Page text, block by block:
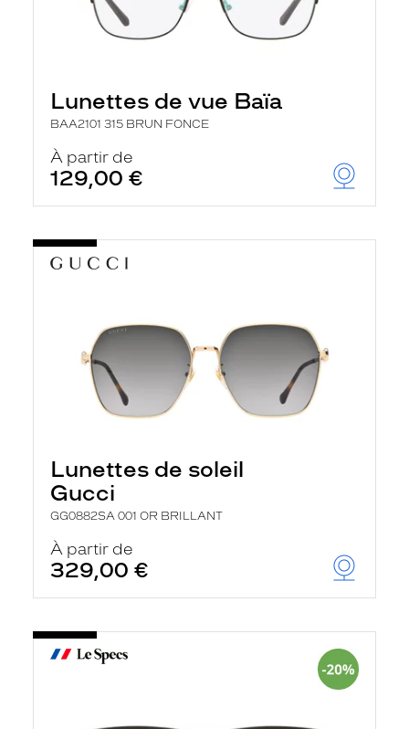
Lunettes de vue Baïa
BAA2101 315 BRUN FONCE
À partir de
129,00 €
Lunettes de soleil
Gucci
GG0882SA 001 OR BRILLANT
À partir de
329,00 €